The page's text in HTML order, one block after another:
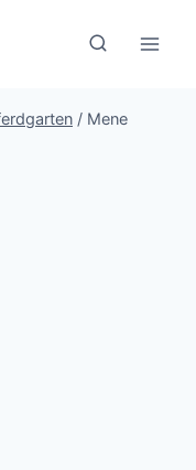
/ Mene